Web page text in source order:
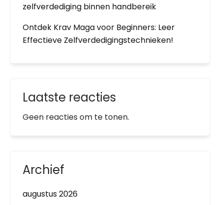
zelfverdediging binnen handbereik
Ontdek Krav Maga voor Beginners: Leer
Effectieve Zelfverdedigingstechnieken!
Laatste reacties
Geen reacties om te tonen.
Archief
augustus 2026